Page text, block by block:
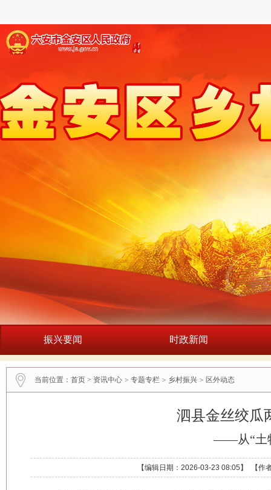
振兴要闻 时政新闻
当前位置： 首页 > 资讯中心 > 专题专栏 > 乡村振兴 > 区外动态
泗县金丝绞瓜
——从“土
【编辑日期：2026-03-23 08:05】 【作